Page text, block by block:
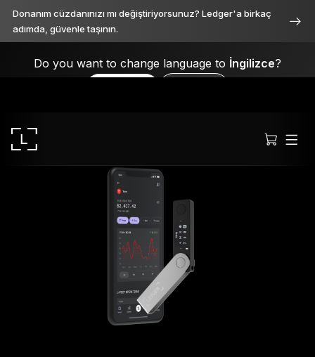
Donanım cüzdanınızı mı değiştiriyorsunuz? Ledger'a birkaç
adımda, güvenle taşının.
Do you want to change language to İngilizce?
Ledger Stax
Her açıdan birinci sınıf
Ledger Flex